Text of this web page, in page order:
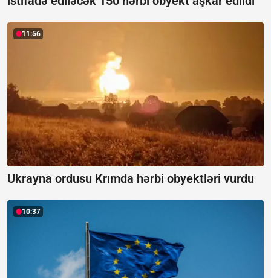
11:56
Ukrayna ordusu Krımda hərbi obyektləri vurdu
10:37